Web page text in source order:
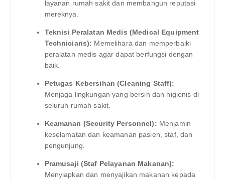
layanan rumah sakit dan membangun reputasi
mereknya.
Teknisi Peralatan Medis (Medical Equipment
Technicians): Memelihara dan memperbaiki
peralatan medis agar dapat berfungsi dengan
baik.
Petugas Kebersihan (Cleaning Staff):
Menjaga lingkungan yang bersih dan higienis di
seluruh rumah sakit.
Keamanan (Security Personnel): Menjamin
keselamatan dan keamanan pasien, staf, dan
pengunjung.
Pramusaji (Staf Pelayanan Makanan):
Menyiapkan dan menyajikan makanan kepada